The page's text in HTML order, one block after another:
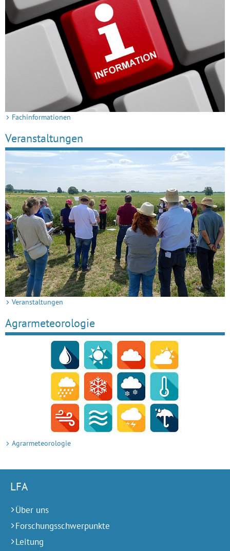
Fach­in­for­ma­ti­onen
Veranstaltungen
Veranstaltungen
Agrarmeteorologie
Agrarmeteorologie
LFA
Über uns
Forschungsschwerpunkte
Leitung